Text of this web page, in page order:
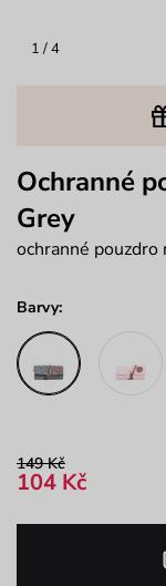
1 / 4
Ochranné
Grey
ochranné pouzdro
Barvy:
149 Kč
104 Kč